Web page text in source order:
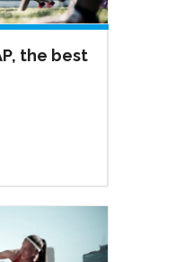
the best